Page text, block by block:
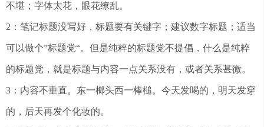
不堪；字体太花，眼花缭乱。
2：笔记标题没写好，标题要有关键字；建议数字标题；适当
可以做个”标题党“。但是纯粹的标题党不提倡，什么是纯粹
的标题党，就是标题与内容一点关系没有，或者关系甚微。
3：内容不垂直。东一榔头西一棒槌。今天发喝的，明天发穿
的，后天再发个化妆的。